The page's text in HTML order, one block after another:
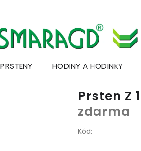
PRSTENY HODINY A HODINKY
Prsten Z
zdarma
Kód: